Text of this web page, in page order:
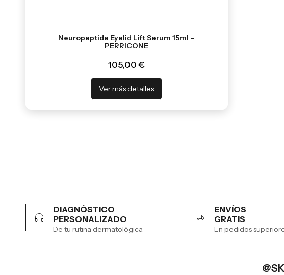
Neuropeptide Eyelid Lift Serum 15ml –
PERRICONE
105,00 €
Ver más detalles
DIAGNÓSTICO
PERSONALIZADO
De tu rutina dermatológica
ENVÍOS
GRATIS
En pedidos